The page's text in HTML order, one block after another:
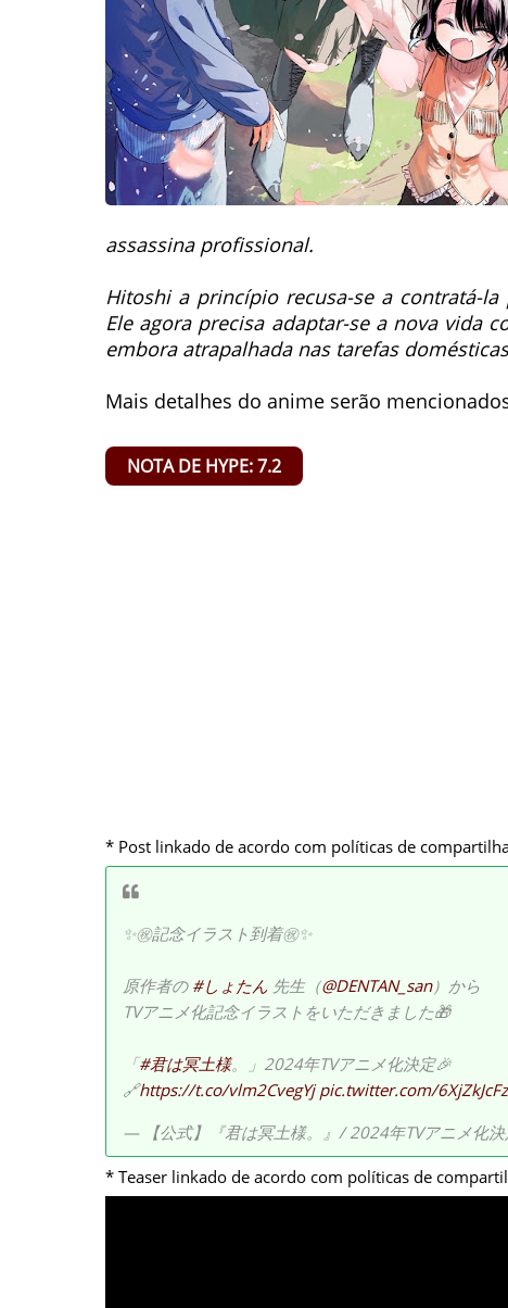
assassina profissional.
Hitoshi a princípio recusa-se a contratá-
Ele agora precisa adaptar-se a nova vida
embora atrapalhada nas tarefas
Mais detalhes do anime serão
NOTA DE HYPE: 7.2
* Post linkado de acordo com políticas de
✨㊗記念イラスト到着㊗✨
原作者の #しょたん 先生（@DENTAN_san）から
TVアニメ化記念イラストをいただきました🎁
「#君は冥土様。」2024年TVアニメ化決定🎉
🔗https://t.co/vlm2CvegYj pic.twitter.com/
— 【公式】『君は冥土様。』/ 2024年TVアニメ化
* Teaser linkado de acordo com políticas de